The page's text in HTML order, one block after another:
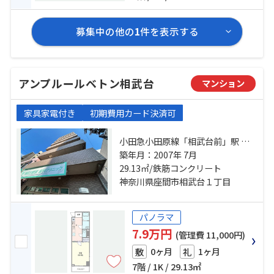
募集中の他の1件を表示する
アンプルールベトン相武台 マンション
家具家電付き 初期費用カード決済可
小田急小田原線「相武台前」駅 徒
歩1分 小田急小田原線「小田急相模
原」駅 徒歩27分 相模線「相武台
下」駅 徒歩32分
築年月：2007年 7月
29.13㎡/鉄筋コンクリート
神奈川県座間市相武台１丁目
パノラマ
7.9万円 (管理費 11,000円)
敷 0ヶ月 礼 1ヶ月
7階 / 1K / 29.13㎡